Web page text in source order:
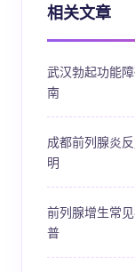
相关文章
武汉勃起功能
南
成都前列腺炎
明
前列腺增生常
普